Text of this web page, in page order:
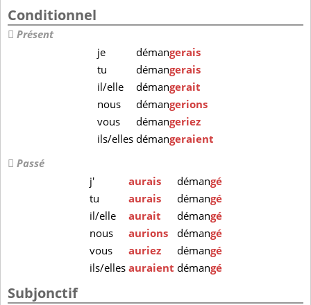
Conditionnel
Présent
je
démangerais
tu
démangerais
il/elle
démangerait
nous
démangerions
vous
démangeriez
ils/ellesdémangeraient
Passé
j'
aurais démangé
tu
aurais démangé
il/elle
aurait démangé
nous
aurions démangé
vous
auriez démangé
ils/elles auraient démangé
Subjonctif